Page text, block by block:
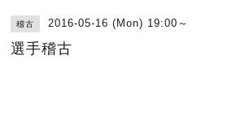
稽古 2016-05-16 (Mon) 19:00～
選手稽古